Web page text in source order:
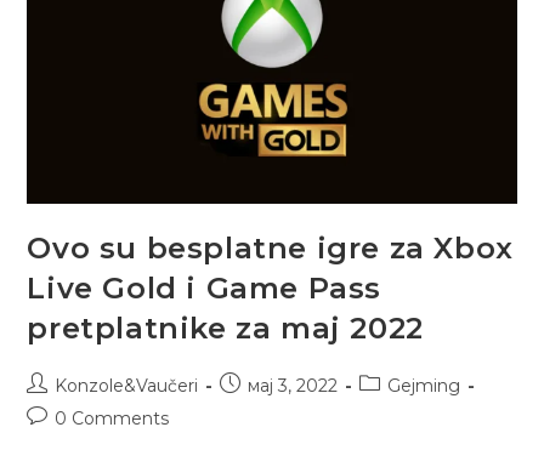
Ovo su besplatne igre za Xbox
Live Gold i Game Pass
pretplatnike za maj 2022
Konzole&Vaučeri мај 3, 2022
Gejming
0 Comments